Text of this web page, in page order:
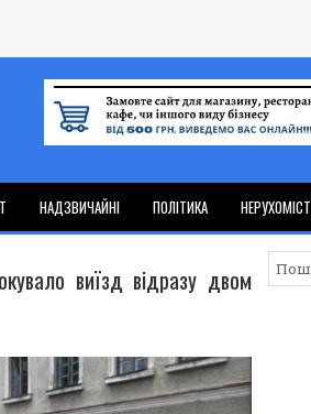
НАДЗВИЧАЙНІ ПОЛІТИКА
виїзд відразу двом